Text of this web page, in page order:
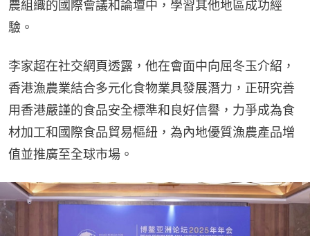
農組織的國際會議和論壇中，學習其他地區成功經
驗。
李家超在社交網頁透露，他在會面中向屈冬玉介紹，
香港漁農業結合多元化食物業具發展潛力，正研究善
用香港嚴謹的食品安全標準和良好信譽，力爭成為食
材加工和國際食品貿易樞紐，為內地優質漁農產品增
值並推廣至全球市場。